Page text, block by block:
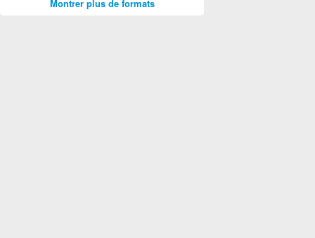
Montrer plus de formats